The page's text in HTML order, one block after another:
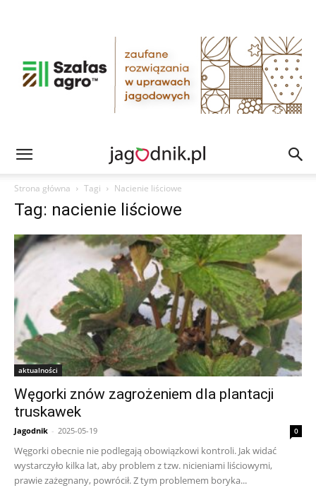
Strona główna Tagi Nacienie liściowe
Tag: nacienie liściowe
aktualności
Węgorki znów zagrożeniem dla plantacji
truskawek
Jagodnik - 2025-05-19 0
Węgorki obecnie nie podlegają obowiązkowi kontroli. Jak widać
wystarczyło kilka lat, aby problem z tzw. nicieniami liściowymi,
prawie zażegnany, powrócił. Z tym problemem boryka...